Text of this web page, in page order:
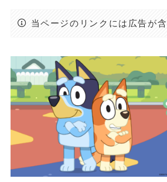
当ページのリンクには広告が